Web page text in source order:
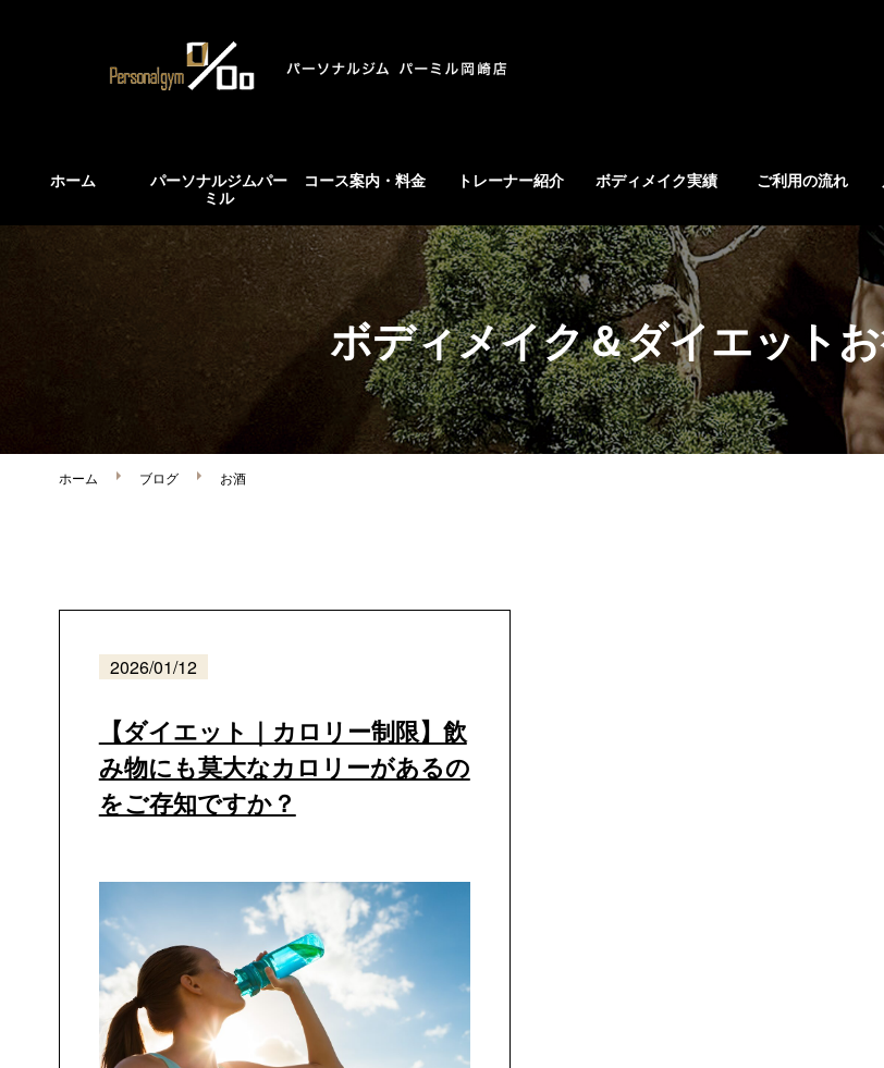
ホーム
パーソナルジムパー
ミル
コース案内・料金 トレーナー紹介 ボディメイク実績 ご利用の流れ
ボディメイク＆ダイエット
ホーム ブログ お酒
2026/01/12
【ダイエット｜カロリー制限】飲
み物にも莫大なカロリーがあるの
をご存知ですか？